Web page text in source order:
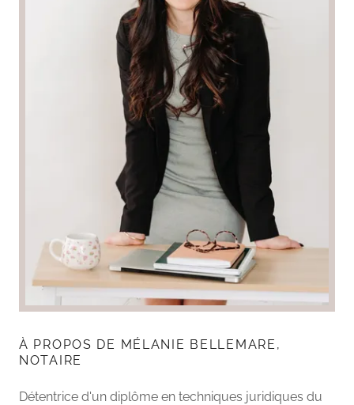
À PROPOS DE MÉLANIE BELLEMARE,
NOTAIRE
Détentrice d'un diplôme en techniques juridiques du